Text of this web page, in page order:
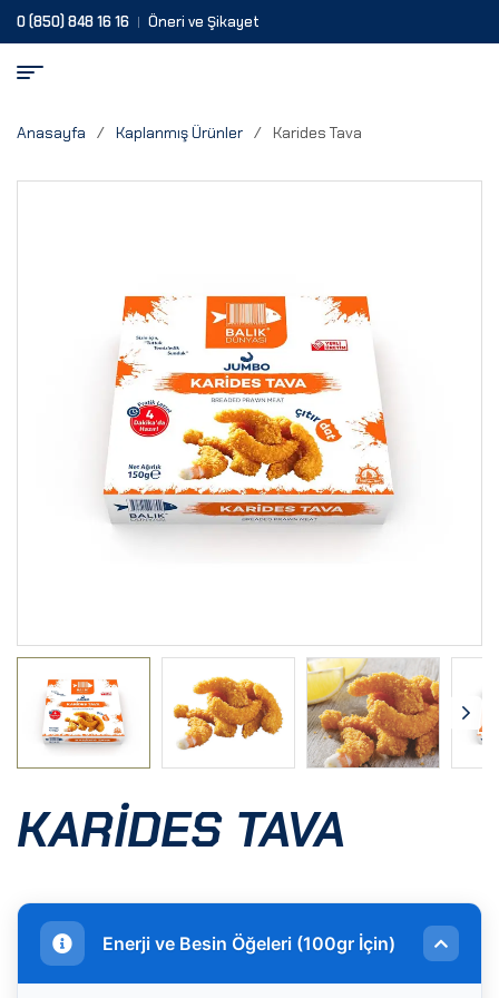
0 (850) 848 16 16 Öneri ve Şikayet
Anasayfa / Kaplanmış Ürünler / Karides Tava
KARIDES TAVA
Enerji ve Besin Öğeleri (100gr İçin)